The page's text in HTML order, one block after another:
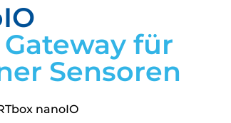
für
Sensoren
nanoIO